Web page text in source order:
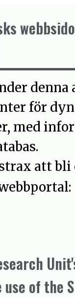
denna
för
med
att
of the